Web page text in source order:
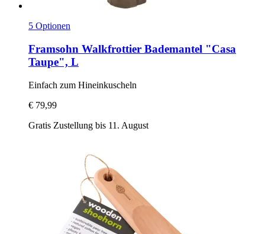
5 Optionen
Framsohn Walkfrottier Bademantel "Casa
Taupe", L
Einfach zum Hineinkuscheln
€ 79,99
Gratis Zustellung bis 11. August